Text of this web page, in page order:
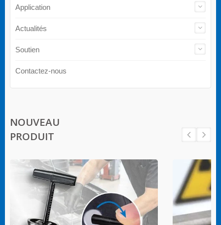
Application
Actualités
Soutien
Contactez-nous
NOUVEAU
PRODUIT